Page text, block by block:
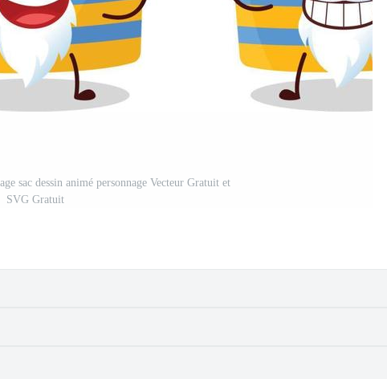
sac dessin animé personnage Vecteur Gratuit et
SVG Gratuit